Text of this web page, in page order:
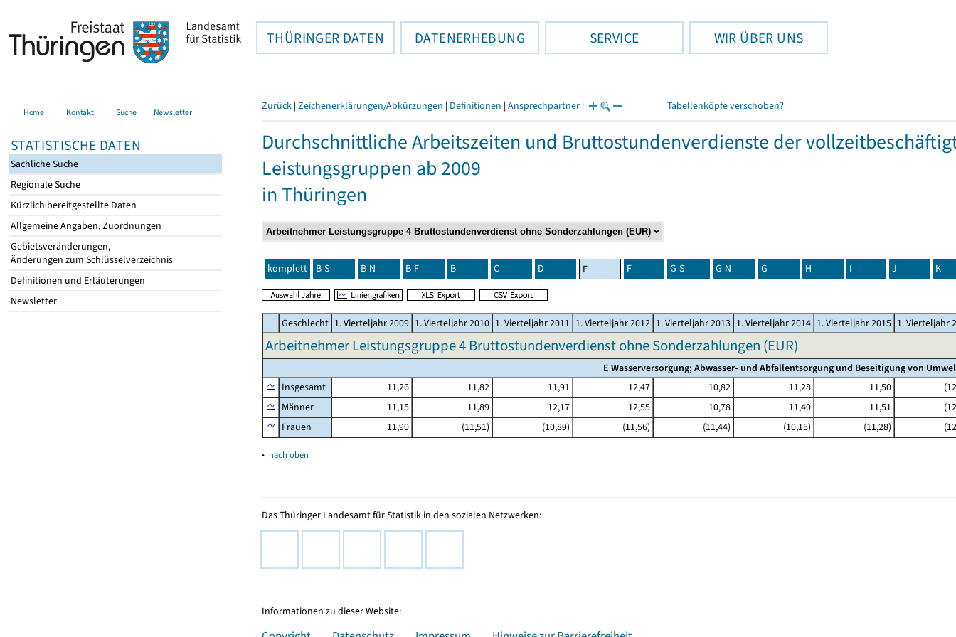
THÜRINGER DATEN DATENERHEBUNG SERVICE WIR ÜBER UNS
Home Kontakt Suche Newsletter
STATISTISCHE DATEN
Sachliche Suche
Regionale Suche
Kürzlich bereitgestellte Daten
Allgemeine Angaben, Zuordnungen
Gebietsveränderungen,
Änderungen zum Schlüsselverzeichnis
Definitionen und Erläuterungen
Newsletter
Zurück | Zeichenerklärungen/Abkürzungen | Definitionen | Ansprechpartner | Tabellenköpfe verschoben?
Durchschnittliche Arbeitszeiten und Bruttostundenverdienste der
Leistungsgruppen ab 2009
in Thüringen
komplett B-S B-N B-F B C D E F G-S G-N G H I J K
Geschlecht 1. Vierteljahr 2009 1. Vierteljahr 2010 1. Vierteljahr 2011 1. Vierteljahr 2012 1. Vierteljahr 2013 1. Vierteljahr 2014 1. Vierteljahr 2015 1. Vierteljahr
Arbeitnehmer Leistungsgruppe 4 Bruttostundenverdienst ohne Sonderzahlungen (EUR)
E Wasserversorgung; Abwasser- und Abfallentsorgung und Beseitigung von
Insgesamt
11,26 11,82 11,91 12,47 10,82 11,28 11,50
Männer
11,15 11,89 12,17 12,55 10,78 11,40 11,51
Frauen
11,90 (11,51) (10,89) (11,56) (11,44) (10,15) (11,28)
▴ nach oben
Das Thüringer Landesamt für Statistik in den sozialen Netzwerken:
Informationen zu dieser Website: